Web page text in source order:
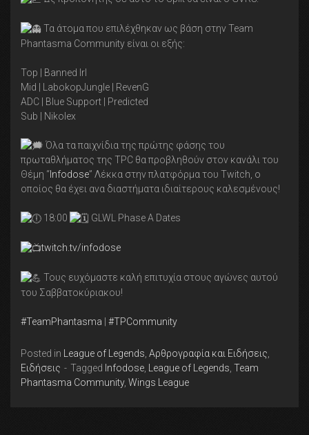
Τα άτομα που επιλέχθηκαν ως βάση στην Team
Phantasma Community είναι οι εξής:
Top | Banned Irl
Mid | LabokopJungle | RevenG
ADC | Blue Support | Predicted
Sub | Nikolex
Όλα τα παιχνίδια της πρώτης φάσης του
πρωταθλήματος της TPC θα προβληθούν στον κανάλι του
Θέμη “ Infodose” Λέκκα στην πλατφόρμα του Twitch, ο
οποίος θα έχει ανα διαστήματα ιδιαίτερους καλεσμένους!
18:00 GLWL Phase A Dates
twitch.tv/infodose
Τους ευχόμαστε καλή επιτυχία στους αγώνες αυτού
του Σαββατοκύριακου!
#TeamPhantasma #TPCommunity
Posted in League of Legends Αρθρογραφία και Ειδήσεις
Ειδήσεις
Tagged Infodose League of Legends Team
Phantasma Community, Wings League